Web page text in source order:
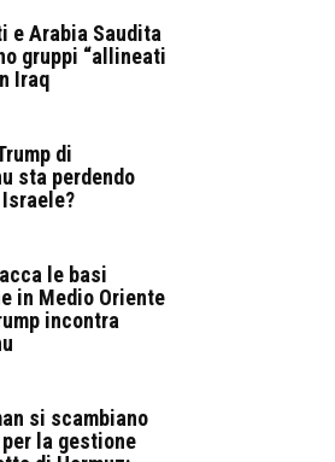
e Arabia Saudita
gruppi “allineati
Iraq
di
sta perdendo
le basi
in Medio Oriente
incontra
si scambiano
la gestione